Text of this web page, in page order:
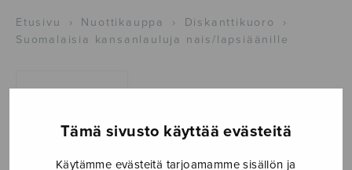
Tämä sivusto käyttää evästeitä
Käytämme evästeitä tarjoamamme sisällön ja
Etusivu › Nuottikauppa › Diskanttikuoro
›
Suomalaisia kansanlauluja nais/lapsiäänille